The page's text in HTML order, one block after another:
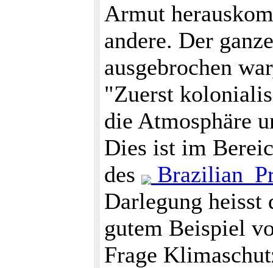
Armut
andere. Der
ausgebrochen
"Zuerst
die Atmosphäre
Dies ist im
des
Darlegung heisst
gutem Beispiel
Frage